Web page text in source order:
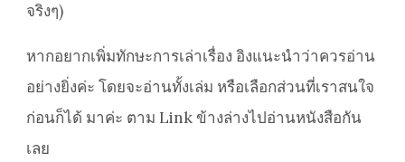
จริงๆ)
หากอยากเพิ่มทักษะการเล่าเรื่อง อิงแนะนำว่าควรอ่าน
อย่างยิ่งค่ะ โดยจะอ่านทั้งเล่ม หรือเลือกส่วนที่เราสนใจ
ก่อนก็ได้ มาค่ะ ตาม Link ข้างล่างไปอ่านหนังสือกัน
เลย